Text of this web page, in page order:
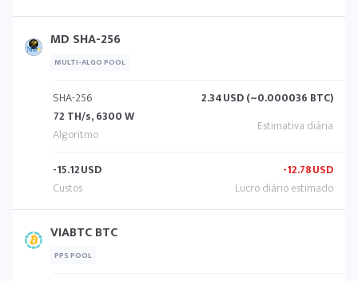
MD SHA-256
MULTI-ALGO POOL
SHA-256
72 TH/s, 6300 W
2.34USD (~0.000036 BTC)
-15.12USD -12.78USD
VIABTC BTC
PPS POOL